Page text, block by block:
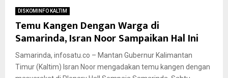
DISKOMINFO KALTIM
Temu Kangen Dengan Warga di
Samarinda, Isran Noor Sampaikan Hal Ini
Samarinda, infosatu.co – Mantan Gubernur Kalimantan
Timur (Kaltim) Isran Noor mengadakan temu kangen dengan